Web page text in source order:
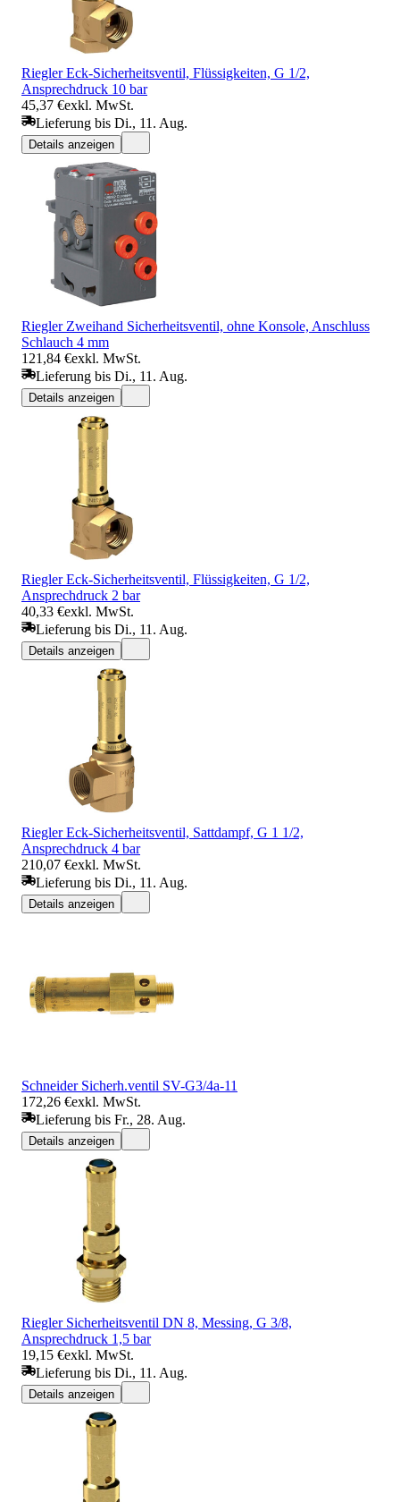
Riegler Eck-Sicherheitsventil, Flüssigkeiten, G 1/2,
Ansprechdruck 10 bar
45,37 €exkl. MwSt.
Lieferung bis Di., 11. Aug.
Details anzeigen
Riegler Zweihand Sicherheitsventil, ohne Konsole, Anschluss
Schlauch 4 mm
121,84 €exkl. MwSt.
Lieferung bis Di., 11. Aug.
Details anzeigen
Riegler Eck-Sicherheitsventil, Flüssigkeiten, G 1/2,
Ansprechdruck 2 bar
40,33 €exkl. MwSt.
Lieferung bis Di., 11. Aug.
Details anzeigen
Riegler Eck-Sicherheitsventil, Sattdampf, G 1 1/2,
Ansprechdruck 4 bar
210,07 €exkl. MwSt.
Lieferung bis Di., 11. Aug.
Details anzeigen
Schneider Sicherh.ventil SV-G3/4a-11
172,26 €exkl. MwSt.
Lieferung bis Fr., 28. Aug.
Details anzeigen
Riegler Sicherheitsventil DN 8, Messing, G 3/8,
Ansprechdruck 1,5 bar
19,15 €exkl. MwSt.
Lieferung bis Di., 11. Aug.
Details anzeigen